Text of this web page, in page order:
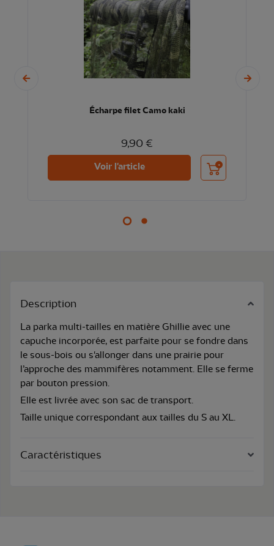
Écharpe filet Camo kaki
9,90 €
Voir l'article Ajouter au panier
Description
La parka multi-tailles en matière Ghillie avec une
capuche incorporée, est parfaite pour se fondre dans
le sous-bois ou s'allonger dans une prairie pour
l’approche des mammifères notamment. Elle se ferme
par bouton pression.
Elle est livrée avec son sac de transport.
Taille unique correspondant aux tailles du S au XL.
Caractéristiques